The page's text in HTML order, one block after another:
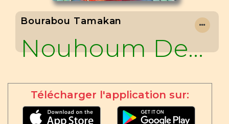
Bourabou Tamakan
Nouhoum Dembele
Télécharger l'application sur: